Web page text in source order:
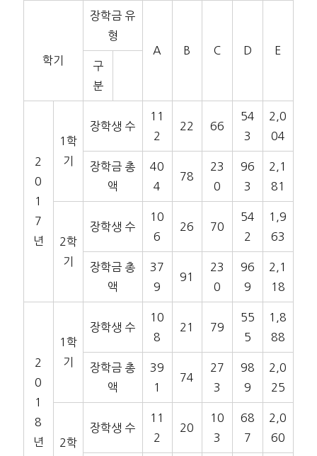
학기
장학금 유
형
A
B C D
E
구
분
2
0
1
7
년
1학
기
장학생 수
11
2
22 66
54
3
2,0
04
장학금 총
액
40
4
78
23
0
96
3
2,1
81
2학
기
장학생 수
10
6
26 70
54
2
1,9
63
장학금 총
액
37
9
91
23
0
96
9
2,1
18
2
0
1
8
년
1학
기
장학생 수
10
8
21 79
55
5
1,8
88
장학금 총
액
39
1
74
27
3
98
9
2,0
25
2학
장학생 수
11
2
20
10
3
68
7
2,0
60